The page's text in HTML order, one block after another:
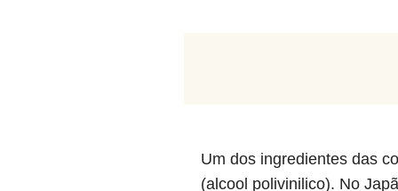
Um dos ingredientes das
(alcool polivinilico). No